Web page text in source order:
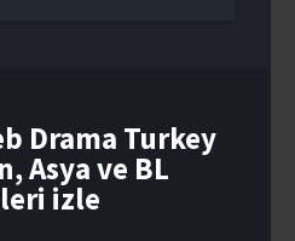
Drama Turkey
Asya ve BL
izle